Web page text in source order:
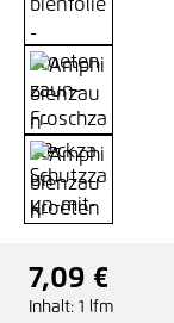
Regulärer Preis:
7,09 €
Inhalt: 1 lfm